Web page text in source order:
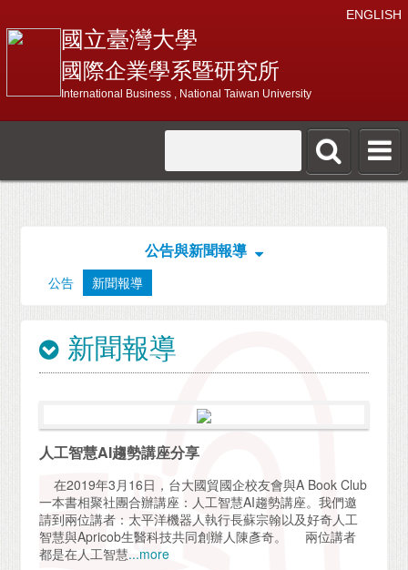
ENGLISH
國立臺灣大學
國際企業學系暨研究所
International Business , National Taiwan University
公告與新聞報導
公告 新聞報導
新聞報導
人工智慧AI趨勢講座分享
在2019年3月16日，台大國貿國企校友會與A Book Club
一本書相聚社團合辦講座：人工智慧AI趨勢講座。我們邀
請到兩位講者：太平洋機器人執行長蘇宗翰以及好奇人工
智慧與Apricob生醫科技共同創辦人陳彥奇。 兩位講者
都是在人工智慧...more